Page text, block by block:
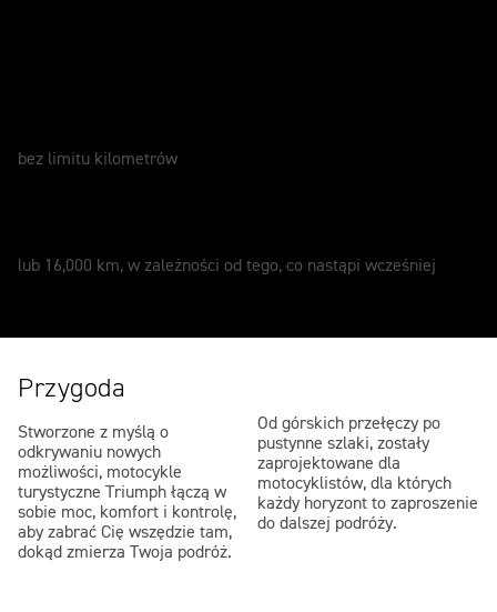
bez limitu kilometrów
lub 16,000 km, w zależności od tego, co nastąpi wcześniej
Przygoda
Stworzone z myślą o
odkrywaniu nowych
możliwości, motocykle
turystyczne Triumph łączą w
sobie moc, komfort i kontrolę,
aby zabrać Cię wszędzie tam,
dokąd zmierza Twoja podróż.
Od górskich przełęczy po
pustynne szlaki, zostały
zaprojektowane dla
motocyklistów, dla których
każdy horyzont to zaproszenie
do dalszej podróży.